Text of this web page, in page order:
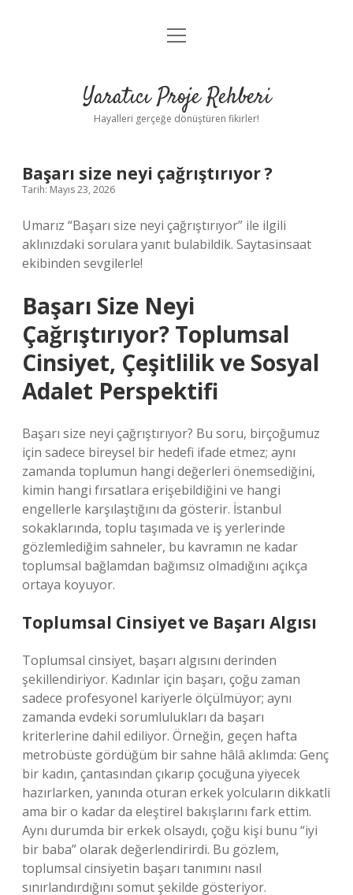
Anasayfa
Yasal Uyarı
menüyü
Yaratıcı Proje Rehberi
Hayalleri gerçeğe dönüştüren fikirler!
Başarı size neyi çağrıştırıyor ?
Tarih: Mayıs 23, 2026
Umarız “Başarı size neyi çağrıştırıyor” ile ilgili
aklınızdaki sorulara yanıt bulabildik. Saytasinsaat
ekibinden sevgilerle!
Başarı Size Neyi
Çağrıştırıyor? Toplumsal
Cinsiyet, Çeşitlilik ve Sosyal
Adalet Perspektifi
Başarı size neyi çağrıştırıyor? Bu soru, birçoğumuz
için sadece bireysel bir hedefi ifade etmez; aynı
zamanda toplumun hangi değerleri önemsediğini,
kimin hangi fırsatlara erişebildiğini ve hangi
engellerle karşılaştığını da gösterir. İstanbul
sokaklarında, toplu taşımada ve iş yerlerinde
gözlemlediğim sahneler, bu kavramın ne kadar
toplumsal bağlamdan bağımsız olmadığını açıkça
ortaya koyuyor.
Toplumsal Cinsiyet ve Başarı Algısı
Toplumsal cinsiyet, başarı algısını derinden
şekillendiriyor. Kadınlar için başarı, çoğu zaman
sadece profesyonel kariyerle ölçülmüyor; aynı
zamanda evdeki sorumlulukları da başarı
kriterlerine dahil ediliyor. Örneğin, geçen hafta
metrobüste gördüğüm bir sahne hâlâ aklımda: Genç
bir kadın, çantasından çıkarıp çocuğuna yiyecek
hazırlarken, yanında oturan erkek yolcuların dikkatli
ama bir o kadar da eleştirel bakışlarını fark ettim.
Aynı durumda bir erkek olsaydı, çoğu kişi bunu “iyi
bir baba” olarak değerlendirirdi. Bu gözlem,
toplumsal cinsiyetin başarı tanımını nasıl
sınırlandırdığını somut şekilde gösteriyor.